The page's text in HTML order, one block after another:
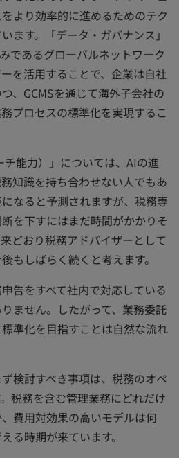
より効率的に進めるためのテク
ます。「データ・ガバナンス」
であるグローバルネットワーク
を活用することで、企業は自社
、GCMSを通じて海外子会社の
プロセスの標準化を実現するこ
チ能力）」については、AIの進
知識を持ち合わせない人でもあ
なると予測されますが、税務専
を下すにはまだ時間がかかりそ
どおり税務アドバイザーとして
もしばらく続くと考えます。
告をすべて社内で対応している
ません。したがって、業務委託
準化を目指すことは自然な流れ
検討すべき事項は、税務のオペ
税務を含む管理業務にどれだけ
費用対効果の高いモデルは何
る時期が来ています。